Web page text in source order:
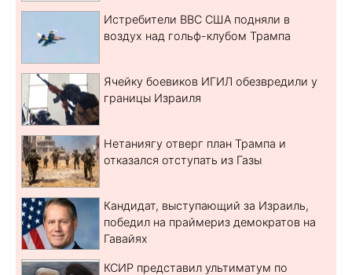
Истребители ВВС США подняли в
воздух над гольф-клубом Трампа
Ячейку боевиков ИГИЛ обезвредили у
границы Израиля
Нетаниягу отверг план Трампа и
отказался отступать из Газы
Кандидат, выступающий за Израиль,
победил на праймериз демократов на
Гавайях
КСИР представил ультиматум по